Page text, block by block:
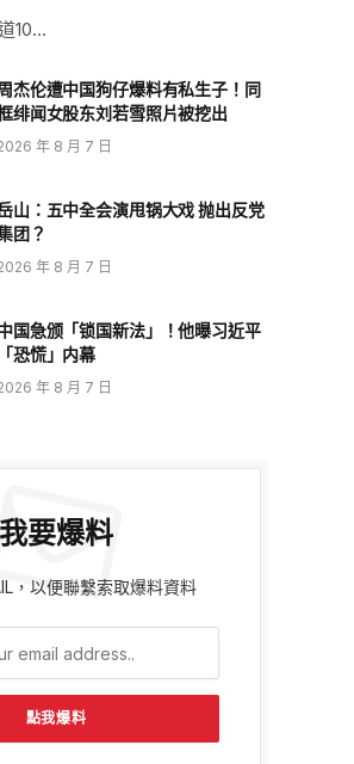
10…
杰伦遭中国狗仔爆料有私生子！同
绯闻女股东刘若雪照片被挖出
年 8 月 7 日
山：五中全会演甩锅大戏 抛出反党
团？
年 8 月 7 日
国急颁「锁国新法」！他曝习近平
「恐慌」内幕
年 8 月 7 日
我要爆料
，以便聯繫索取爆料資料